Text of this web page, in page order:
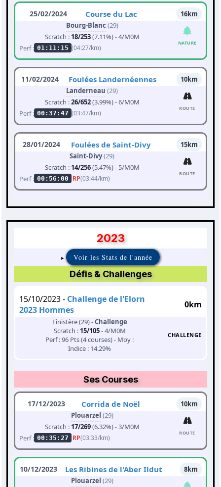
25/02/2024 Course du Lac
16km
Bourg-Blanc (29)
Scratch : 18/253(7.11%) - 4/M0M
Perf : 01:11:15 (04:27/km)
NATURE
11/02/2024 Foulées Landernéennes
10km
Landerneau (29)
Scratch :26/652(3.99%) - 6/M0M
Perf : 00:37:47 (03:47/km)
ROUTE
28/01/2024 Foulées de Saint-Divy
15km
Saint-Divy(29)
Scratch : 14/256(5.47%) - 5/M0M
Perf : 00:56:00 RP(03:44/km)
ROUTE
2023
Voir les Stats de l'année
Défis & Challenges
15/10/2023 - Challenge de l'Elorn
2023 Hommes
0km
Finistère (29) -Challenge
Scratch : 15/105- 4/M0M
Perf : 96 Pts (4 courses) - Moy :
Indice : 14.29%
CHALLENGE
Ses Courses
17/12/2023 Corrida de Noël
10km
Plouarzel (29)
Scratch : 17/269(6.32%) - 3/M0M
Perf : 00:35:27 RP(03:33/km)
ROUTE
10/12/2023 Les Ribines de l'Aber Ildut
8km
Plouarzel (29)